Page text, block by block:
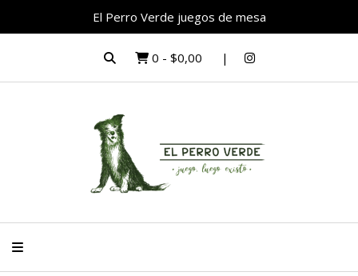
El Perro Verde juegos de mesa
0 - $0,00